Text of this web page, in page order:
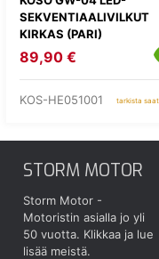
SEKVENTIAALIVILKUT
KIRKAS (PARI)
89,90 €
KOS-HE051001 tarkista
STORM MOTOR
Storm Motor -
Motoristin asialla jo yli
50 vuotta. Klikkaa ja lue
lisää meistä.